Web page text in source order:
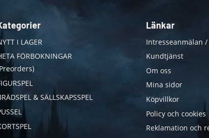
I LAGER
FÖRBOKNINGAR
& SÄLLSKAPSSPEL
Länkar
Intresseanmälan
Kundtjänst
Om oss
Mina sidor
Köpvillkor
Policy och cookies
Reklamation och